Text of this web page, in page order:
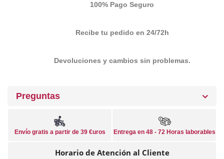
100% Pago Seguro
Recibe tu pedido en 24/72h
Devoluciones y cambios sin problemas.
Preguntas
Envío gratis a partir de 39 €uros Entrega en 48 - 72 Horas laborables
Horario de Atención al Cliente